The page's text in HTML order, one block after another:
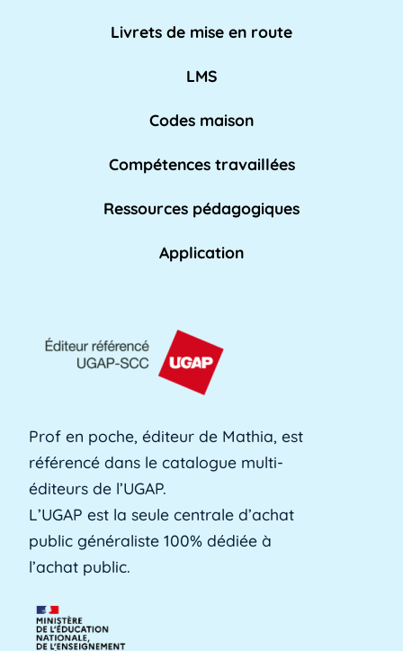
non-enseignant qui travaille dans les [...]
Affaires académiques
chargée de soutenir l'apprentissage et les [...]
L'AFPA, ou Association nationale pour la
formation professionnelle des adultes, est une
Alerte précoce
L'alerte précoce est un outil en ligne que les
établissements utilisent pour identifier les [...]
Lire plus »
Aménagements d'apprentissage
Les aménagements d'apprentissage peuvent
Livrets de mise en route
LMS
Codes maison
Compétences travaillées
Ressources pédagogiques
Application
Prof en poche, éditeur de Mathia, est
référencé dans le catalogue multi-
éditeurs de l’UGAP.
L’UGAP est la seule centrale d’achat
public généraliste 100% dédiée à
l’achat public.